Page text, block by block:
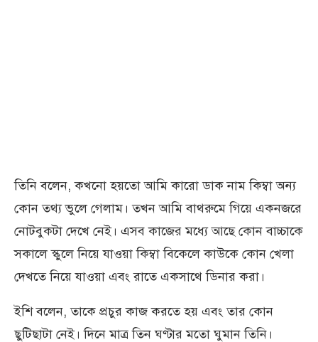
তিনি বলেন, কখনো হয়তো আমি কারো ডাক নাম কিম্বা অন্য
কোন তথ্য ভুলে গেলাম। তখন আমি বাথরুমে গিয়ে একনজরে
নোটবুকটা দেখে নেই। এসব কাজের মধ্যে আছে কোন বাচ্চাকে
সকালে স্কুলে নিয়ে যাওয়া কিম্বা বিকেলে কাউকে কোন খেলা
দেখতে নিয়ে যাওয়া এবং রাতে একসাথে ডিনার করা।
ইশি বলেন, তাকে প্রচুর কাজ করতে হয় এবং তার কোন
ছুটিছাটা নেই। দিনে মাত্র তিন ঘণ্টার মতো ঘুমান তিনি।